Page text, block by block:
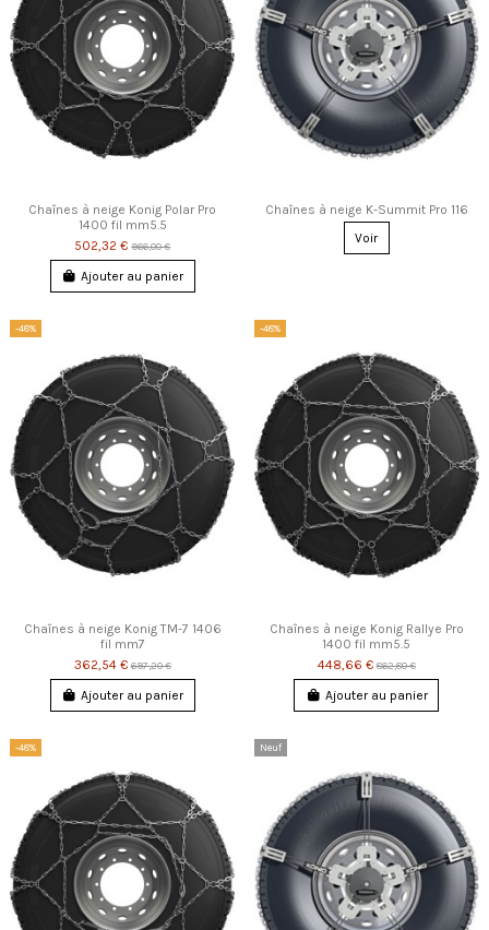
Chaînes à neige Konig Polar Pro
1400 fil mm5.5
502,32 €966,00 €
Ajouter au panier
Chaînes à neige K-Summit Pro 116
Voir
-48%
Chaînes à neige Konig TM-7 1406
fil mm7
362,54 €697,20 €
Ajouter au panier
-48%
Chaînes à neige Konig Rallye Pro
1400 fil mm5.5
448,66 €862,80 €
Ajouter au panier
-48% Neuf